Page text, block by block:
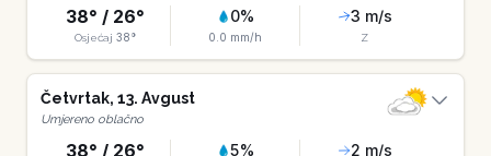
38° / 26°
Osjećaj 38°
0%
0.0 mm/h
3 m/s
Z
Četvrtak, 13. Avgust
Umjereno oblačno
38° / 26° 5% 2 m/s